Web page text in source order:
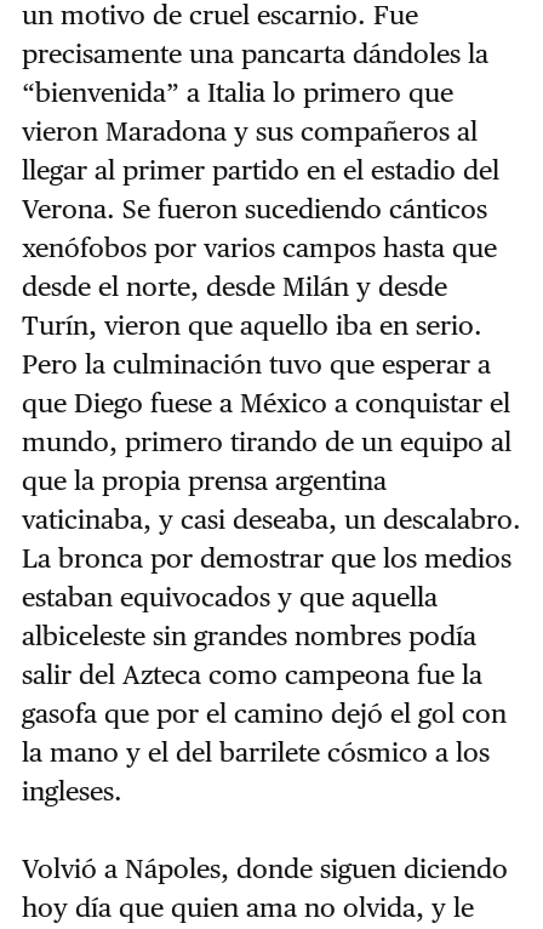
un motivo de cruel escarnio. Fue
precisamente una pancarta dándoles la
“bienvenida” a Italia lo primero que
vieron Maradona y sus compañeros al
llegar al primer partido en el estadio del
Verona. Se fueron sucediendo cánticos
xenófobos por varios campos hasta que
desde el norte, desde Milán y desde
Turín, vieron que aquello iba en serio.
Pero la culminación tuvo que esperar a
que Diego fuese a México a conquistar el
mundo, primero tirando de un equipo al
que la propia prensa argentina
vaticinaba, y casi deseaba, un descalabro.
La bronca por demostrar que los medios
estaban equivocados y que aquella
albiceleste sin grandes nombres podía
salir del Azteca como campeona fue la
gasofa que por el camino dejó el gol con
la mano y el del barrilete cósmico a los
ingleses.
Volvió a Nápoles, donde siguen diciendo
hoy día que quien ama no olvida, y le